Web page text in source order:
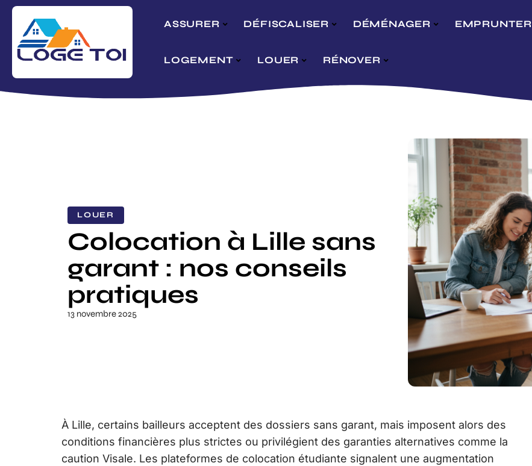
ASSURER DÉFISCALISER DÉMÉNAGER EMPRUNTER
LOGEMENT LOUER RÉNOVER
LOUER
Colocation à Lille sans
garant : nos conseils
pratiques
13 novembre 2025
À Lille, certains bailleurs acceptent des dossiers sans garant, mais imposent alors des
conditions financières plus strictes ou privilégient des garanties alternatives comme la
caution Visale. Les plateformes de colocation étudiante signalent une augmentation